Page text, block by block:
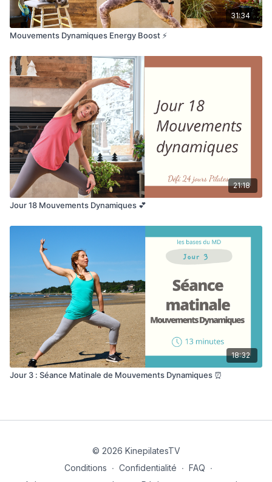
31:34
Mouvements Dynamiques Energy Boost ⚡️
21:18
Jour 18 Mouvements Dynamiques 💕
18:32
Jour 3 : Séance Matinale de Mouvements Dynamiques ⏰
© 2026 KinepilatesTV
Conditions ∙ Confidentialité ∙ FAQ ∙